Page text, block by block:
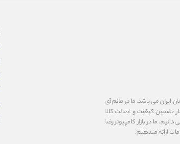
می باشد. ما در قائم آی
تضمین کیفیت و اصالت کالا
ما در بازار کامپیوتر رضا